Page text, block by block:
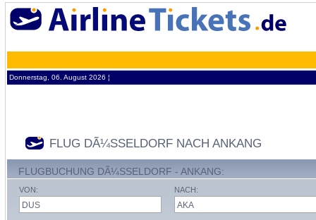
Donnerstag, 06. August 2026 ¦
FLUG DÃ¼SSELDORF NACH ANKANG
FLUGBUCHUNG DÃ¼SSELDORF - ANKANG:
VON: NACH: